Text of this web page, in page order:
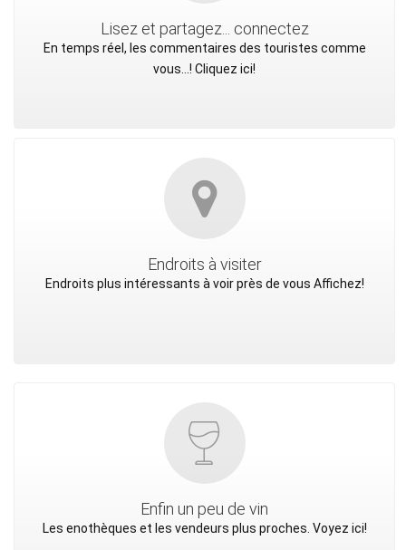
Lisez et partagez... connectez
En temps réel, les commentaires des touristes comme
vous...! Cliquez ici!
Endroits à visiter
Endroits plus intéressants à voir près de vous Affichez!
Enfin un peu de vin
Les enothèques et les vendeurs plus proches. Voyez ici!